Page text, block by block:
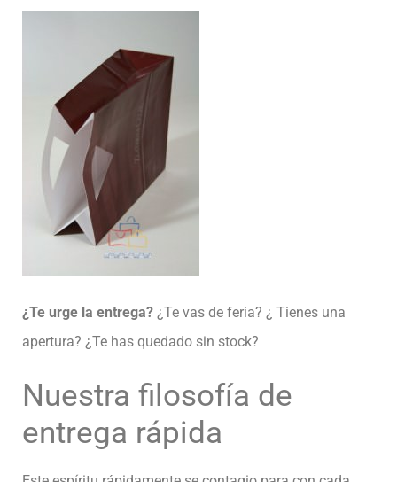
¿Te urge la entrega? ¿Te vas de feria? ¿ Tienes una
apertura? ¿Te has quedado sin stock?
Nuestra filosofía de
entrega rápida